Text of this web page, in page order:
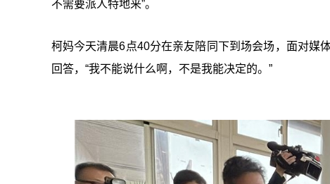
不需要派人特地来”。
柯妈今天清晨6点40分在亲友陪同下到场会场，面对媒
回答，“我不能说什么啊，不是我能决定的。”